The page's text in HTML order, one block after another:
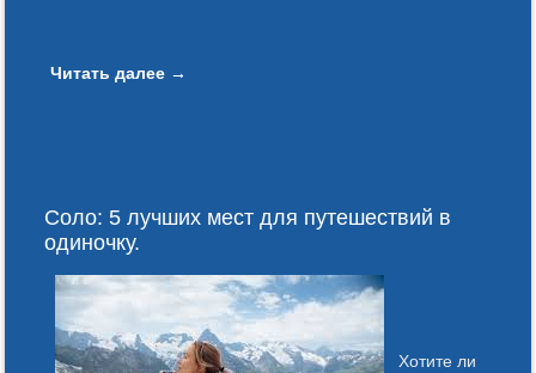
Читать далее →
Соло: 5 лучших мест для путешествий в
одиночку.
Хотите ли